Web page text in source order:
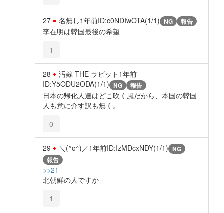
27 名無し1年前ID:c0NDIwOTA(1/1) NG 報告
李在明は韓国最後の希望
1
28 汚嫁 THE ラビット 1年前
ID:Y5ODU2ODA(1/1) NG 報告
日本の帰化人達はどこ吹く風だから、本国の韓国
人も意に介す訳も無く。
0
29 ＼(^o^)／1年前ID:IzMDcxNDY(1/1) NG
報告
>>21
北朝鮮の人ですか
1